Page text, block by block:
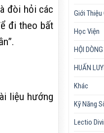
đòi hỏi các
đi theo bất
liệu hướng
Giới Thiệu
Học Viện
HỘI DÒNG
HUẤN
Khác
Kỹ Năng
Lectio